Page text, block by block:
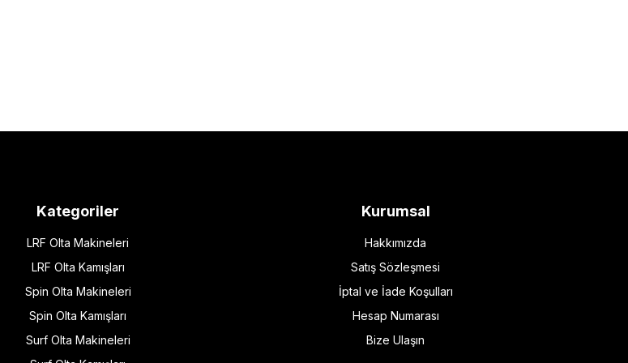
Kategoriler
LRF Olta Makineleri
LRF Olta Kamışları
Spin Olta Makineleri
Spin Olta Kamışları
Surf Olta Makineleri
Kurumsal
Hakkımızda
Satış Sözleşmesi
İptal ve İade Koşulları
Hesap Numarası
Bize Ulaşın